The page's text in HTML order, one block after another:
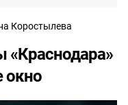
Коростылева
«Краснодара»
окно